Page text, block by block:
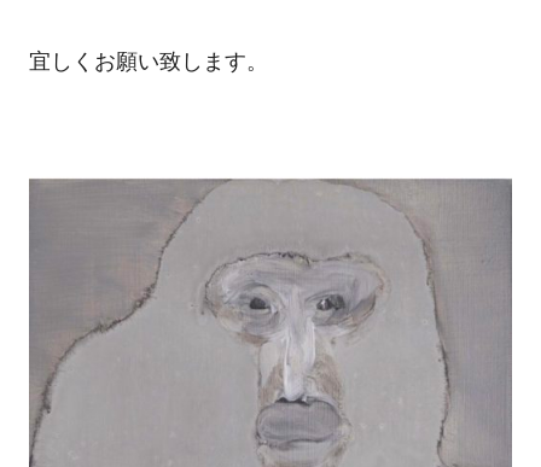
宜しくお願い致します。